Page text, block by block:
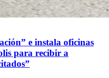
e instala oficinas
para recibir a